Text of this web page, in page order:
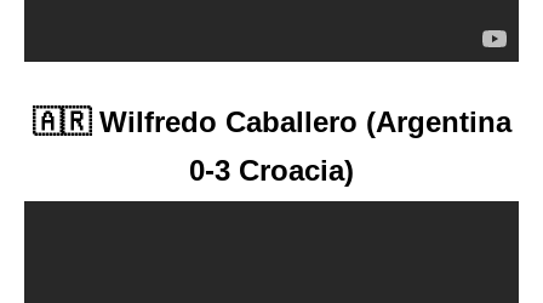
🇦🇷 Wilfredo Caballero (Argentina
0-3 Croacia)